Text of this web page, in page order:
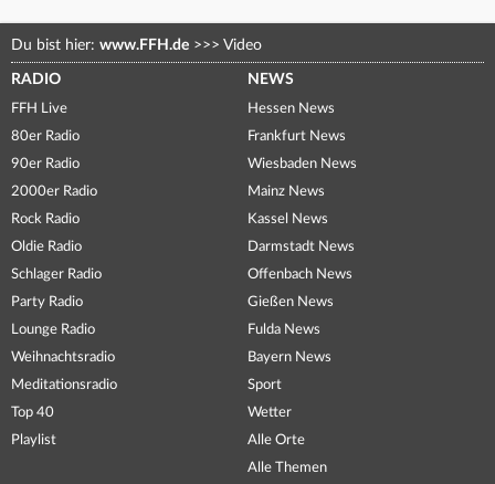
Du bist hier: www.FFH.de >>> Video
RADIO
FFH Live
80er Radio
90er Radio
2000er Radio
Rock Radio
Oldie Radio
Schlager Radio
Party Radio
Lounge Radio
Weihnachtsradio
Meditationsradio
Top 40
Playlist
NEWS
Hessen News
Frankfurt News
Wiesbaden News
Mainz News
Kassel News
Darmstadt News
Offenbach News
Gießen News
Fulda News
Bayern News
Sport
Wetter
Alle Orte
Alle Themen